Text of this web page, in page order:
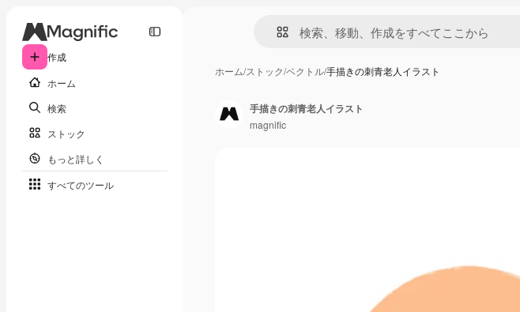
作成
ホーム
検索
ストック
もっと詳しく
すべてのツール
ホーム/ストック/ベクトル/手描きの刺青老人イラスト
手描きの刺青老人イラスト
magnific